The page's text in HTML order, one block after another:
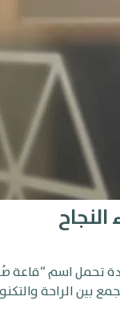
تحمل اسم “قاعة
بين الراحة